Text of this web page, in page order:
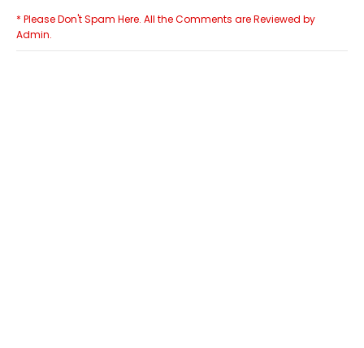
* Please Don't Spam Here. All the Comments are Reviewed by
Admin.